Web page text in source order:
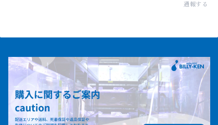
通報する